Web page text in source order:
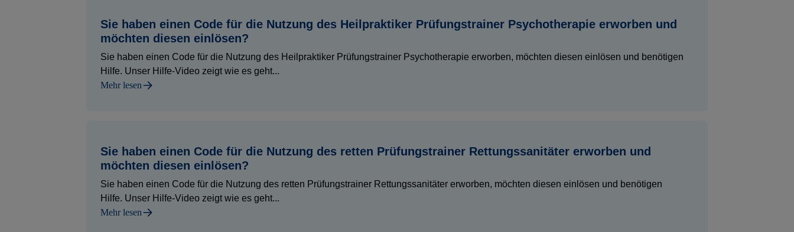
Sie haben einen Code für die Nutzung des Heilpraktiker Prüfungstrainer Psychotherapie erworben und
möchten diesen einlösen?
Sie haben einen Code für die Nutzung des Heilpraktiker Prüfungstrainer Psychotherapie erworben, möchten diesen einlösen und benötigen
Hilfe. Unser Hilfe-Video zeigt wie es geht...
Mehr lesen
Sie haben einen Code für die Nutzung des retten Prüfungstrainer Rettungssanitäter erworben und
möchten diesen einlösen?
Sie haben einen Code für die Nutzung des retten Prüfungstrainer Rettungssanitäter erworben, möchten diesen einlösen und benötigen
Hilfe. Unser Hilfe-Video zeigt wie es geht...
Mehr lesen